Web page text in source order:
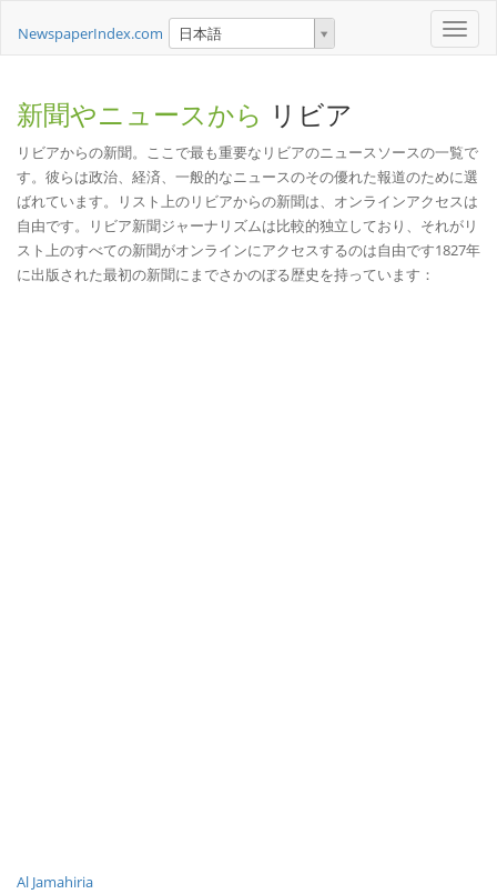
Toggle
NewspaperIndex.com 日本語
新聞やニュースから リビア
リビアからの新聞。ここで最も重要なリビアのニュースソースの一覧で
す。彼らは政治、経済、一般的なニュースのその優れた報道のために選
ばれています。リスト上のリビアからの新聞は、オンラインアクセスは
自由です。リビア新聞ジャーナリズムは比較的独立しており、それがリ
スト上のすべての新聞がオンラインにアクセスするのは自由です1827年
に出版された最初の新聞にまでさかのぼる歴史を持っています：
Al Jamahiria